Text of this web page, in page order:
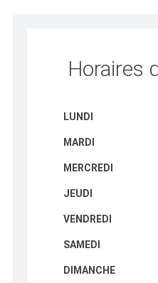
LUNDI
MARDI
MERCREDI
JEUDI
VENDREDI
SAMEDI
DIMANCHE